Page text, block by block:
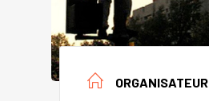
ORGANISATEUR